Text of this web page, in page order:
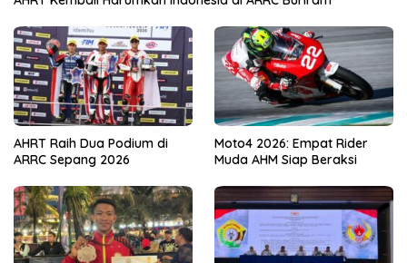
AHRT Raih Dua Podium di
ARRC Sepang 2026
Moto4 2026: Empat Rider
Muda AHM Siap Beraksi